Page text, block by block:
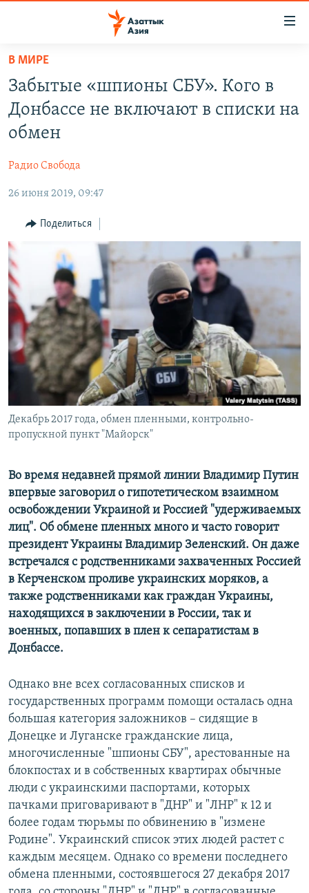
Вернуться
основному
содержанию
Вернутся
главной
Вернутся
поиску
ЦЕНТРАЛЬНАЯ АЗИЯ
КАЗАХСТАН
КЫРГЫЗСТАН
ТАДЖИКИСТАН
НОВОСТИ
ВОЙНА В УКРАИНЕ
ҚАЗАҚША
КЫРГЫЗЧА
ЎЗБЕКЧА
ТОҶИКӢ
TÜRKMENÇE
Все сайты РСЕ/РС
В МИРЕ
Забытые «шпионы СБУ». Кого в
Донбассе не включают в списки на
обмен
Радио Свобода
26 июня 2019, 09:47
Поделиться
Декабрь 2017 года, обмен пленными, контрольно-
пропускной пункт "Майорск"
Во время недавней прямой линии Владимир Путин
впервые заговорил о гипотетическом взаимном
освобождении Украиной и Россией "удерживаемых
лиц". Об обмене пленных много и часто говорит
президент Украины Владимир Зеленский. Он даже
встречался с родственниками захваченных Россией
в Керченском проливе украинских моряков, а
также родственниками как граждан Украины,
находящихся в заключении в России, так и
военных, попавших в плен к сепаратистам в
Донбассе.
Однако вне всех согласованных списков и
государственных программ помощи осталась одна
большая категория заложников – сидящие в
Донецке и Луганске гражданские лица,
многочисленные "шпионы СБУ", арестованные на
блокпостах и в собственных квартирах обычные
люди с украинскими паспортами, которых
пачками приговаривают в "ДНР" и "ЛНР" к 12 и
более годам тюрьмы по обвинению в "измене
Родине". Украинский список этих людей растет с
каждым месяцем. Однако со времени последнего
обмена пленными, состоявшегося 27 декабря 2017